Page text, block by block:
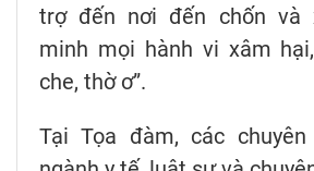
trợ đến nơi đến chốn và
minh mọi hành vi xâm
che, thờ ơ”.
Tại Tọa đàm, các